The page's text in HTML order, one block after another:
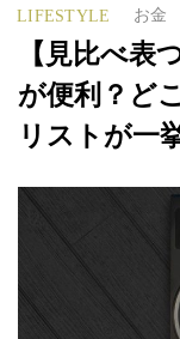
LIFESTYLE お金
【見比べ表
が便利？ど
リストが一